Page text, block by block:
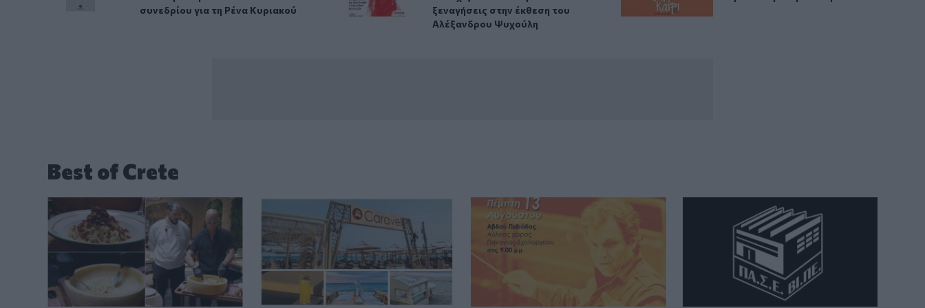
συνεδρίου για τη Ρένα Κυριακού
ξεναγήσεις στην έκθεση του
Αλέξανδρου Ψυχούλη
Best of Crete